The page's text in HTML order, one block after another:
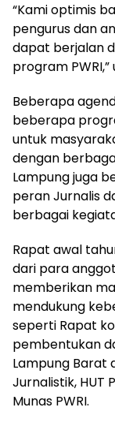
“Kami optimis
pengurus dan
dapat berjalan
program
Beberapa
beberapa
untuk
dengan
Lampung juga
peran Jurnalis
berbagai
Rapat awal
dari para
memberikan
mendukung
seperti Rapat
pembentukan
Lampung Barat
Jurnalistik, HUT
Munas PWRI.